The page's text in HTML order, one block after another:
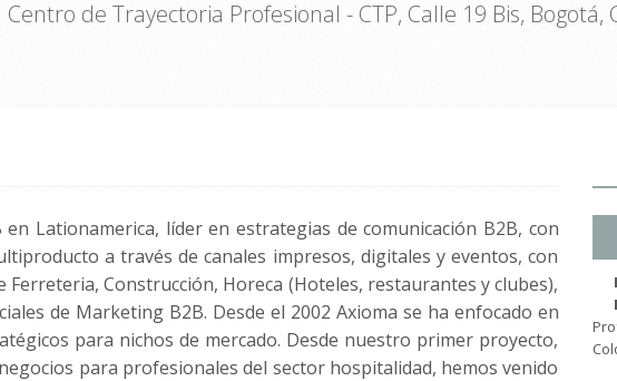
de Trayectoria Profesional - CTP, Calle 19 Bis, Bogotá,
Lationamerica, líder en estrategias de comunicación B2B, con
a través de canales impresos, digitales y eventos, con
Construcción, Horeca (Hoteles, restaurantes y clubes),
de Marketing B2B. Desde el 2002 Axioma se ha enfocado en
para nichos de mercado. Desde nuestro primer proyecto,
para profesionales del sector hospitalidad, hemos venido